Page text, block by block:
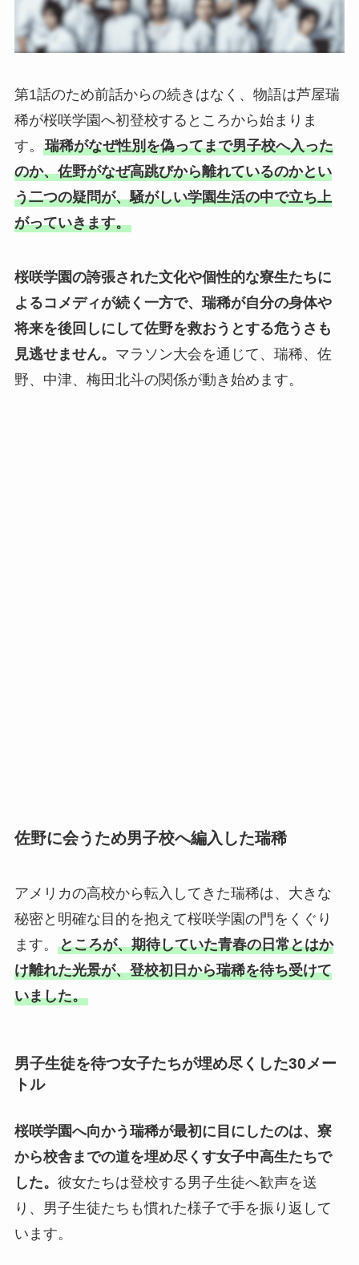
第1話のため前話からの続きはなく、物語は芦屋瑞
稀が桜咲学園へ初登校するところから始まりま
す。 瑞稀がなぜ性別を偽ってまで男子校へ入った
のか、佐野がなぜ高跳びから離れているのかとい
う二つの疑問が、騒がしい学園生活の中で立ち上
がっていきます。
桜咲学園の誇張された文化や個性的な寮生たちに
よるコメディが続く一方で、瑞稀が自分の身体や
将来を後回しにして佐野を救おうとする危うさも
見逃せません。 マラソン大会を通じて、瑞稀、佐
野、中津、梅田北斗の関係が動き始めます。
佐野に会うため男子校へ編入した瑞稀
アメリカの高校から転入してきた瑞稀は、大きな
秘密と明確な目的を抱えて桜咲学園の門をくぐり
ます。 ところが、期待していた青春の日常とはか
け離れた光景が、登校初日から瑞稀を待ち受けて
いました。
男子生徒を待つ女子たちが埋め尽くした30メー
トル
桜咲学園へ向かう瑞稀が最初に目にしたのは、寮
から校舎までの道を埋め尽くす女子中高生たちで
した。 彼女たちは登校する男子生徒へ歓声を送
り、男子生徒たちも慣れた様子で手を振り返して
います。